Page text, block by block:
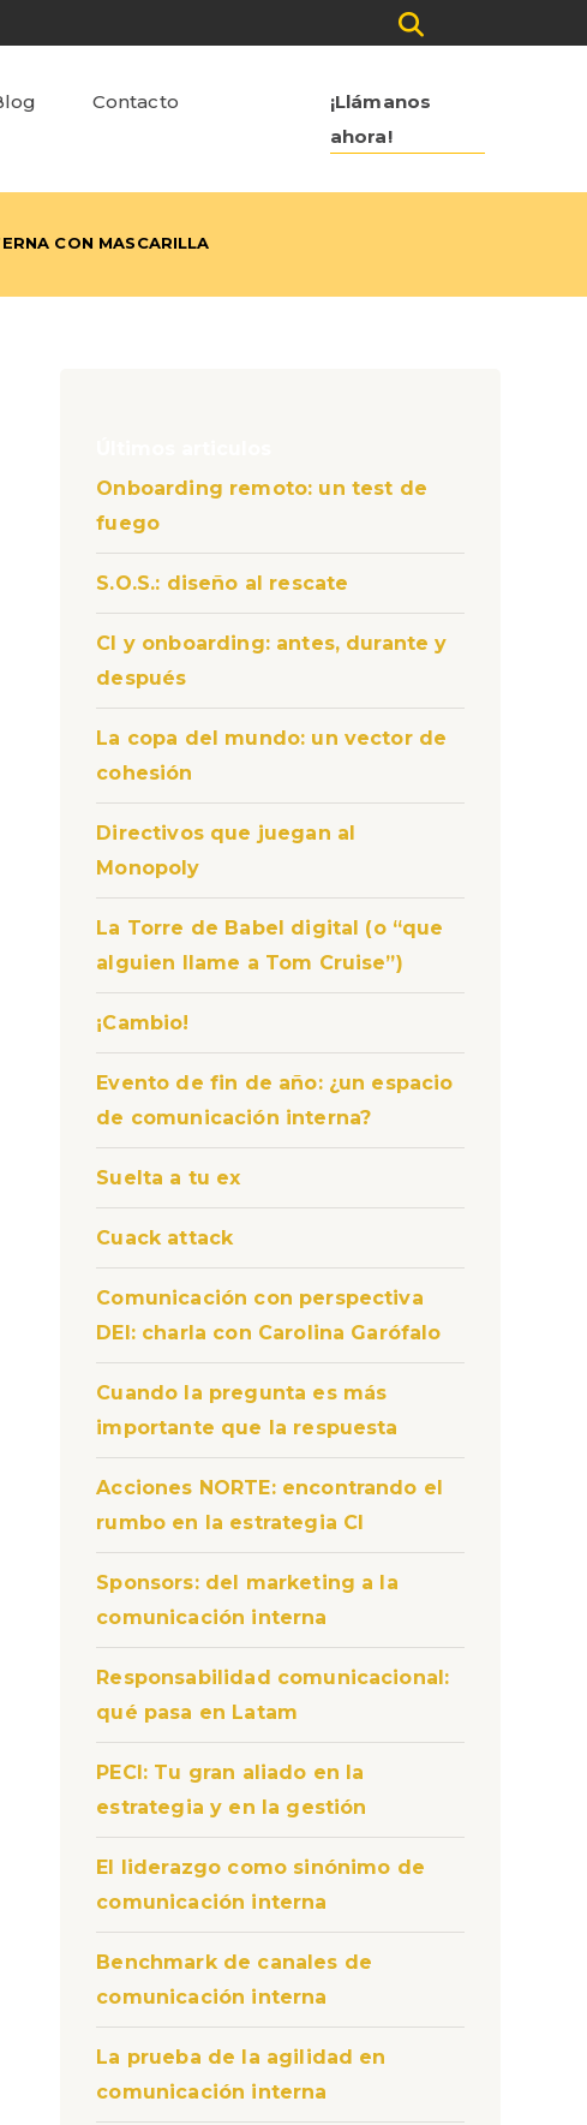
Contacto
¡Llámanos
ahora!
CON MASCARILLA
Onboarding remoto: un test de
fuego
S.O.S.: diseño al rescate
CI y onboarding: antes, durante y
después
La copa del mundo: un vector de
cohesión
Directivos que juegan al
Monopoly
La Torre de Babel digital (o “que
alguien llame a Tom Cruise”)
¡Cambio!
Evento de fin de año: ¿un espacio
de comunicación interna?
Suelta a tu ex
Cuack attack
Comunicación con perspectiva
DEI: charla con Carolina Garófalo
Cuando la pregunta es más
importante que la respuesta
Acciones NORTE: encontrando el
rumbo en la estrategia CI
Sponsors: del marketing a la
comunicación interna
Responsabilidad comunicacional:
qué pasa en Latam
PECI: Tu gran aliado en la
estrategia y en la gestión
El liderazgo como sinónimo de
comunicación interna
Benchmark de canales de
comunicación interna
La prueba de la agilidad en
comunicación interna